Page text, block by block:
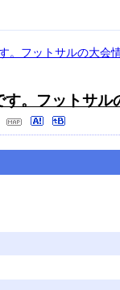
フットサルの大
。フットサ